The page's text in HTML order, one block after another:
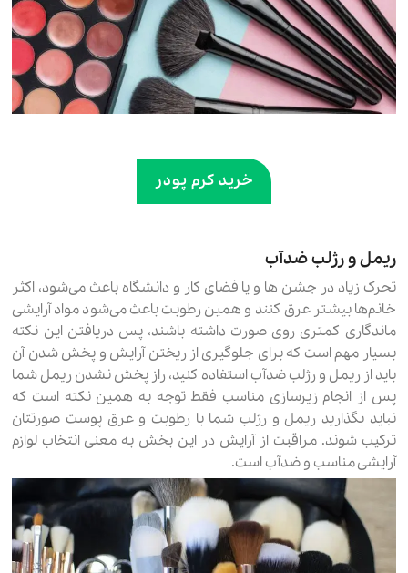
خرید کرم پودر
ریمل و رژلب ضدآب
تحرک زیاد در جشن ها و یا فضای کار و دانشگاه باعث می‌شود، اکثر
خانم‌ها بیشتر عرق کنند و همین رطوبت باعث می‌شود مواد آرایشی
ماندگاری کمتری روی صورت داشته باشند، پس دریافتن این نکته
بسیار مهم است که برای جلوگیری از ریختن آرایش و پخش شدن آن
باید از ریمل و رژلب ضدآب استفاده کنید، راز پخش نشدن ریمل شما
پس از انجام زیرسازی مناسب فقط توجه به همین نکته است که
نباید بگذارید ریمل و رژلب شما با رطوبت و عرق پوست صورتتان
ترکیب شوند. مراقبت از آرایش در این بخش به معنی انتخاب لوازم
آرایشی مناسب و ضدآب است.